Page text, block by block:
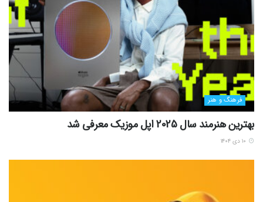
فرهنگ و هنر
بهترین هنرمند سال 2025 اپل موزیک معرفی شد